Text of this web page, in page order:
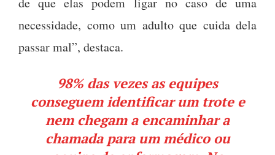
necessidade, como um adulto que cuida dela
passar mal”, destaca.
98% das vezes as equipes
conseguem identificar um trote e
nem chegam a encaminhar a
chamada para um médico ou